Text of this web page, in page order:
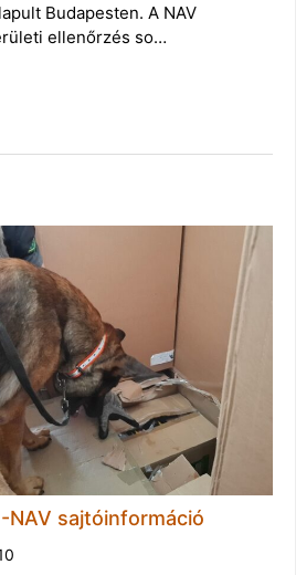
Budapesten. A NAV
ellenőrzés so…
sajtóinformáció